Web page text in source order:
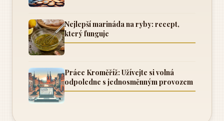
Nejlepší marináda na ryby: recept,
který funguje
Práce Kroměříž: Užívejte si volná
odpoledne s jednosměnným provozem